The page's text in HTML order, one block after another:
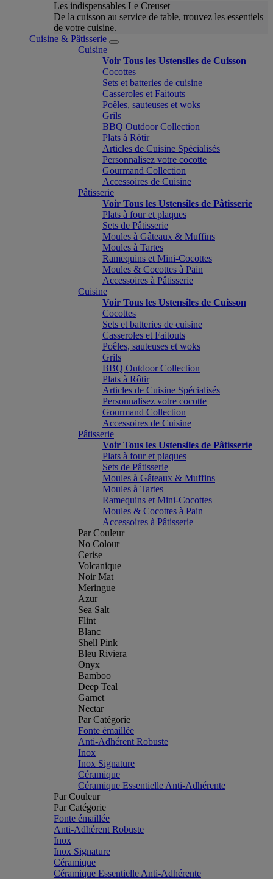
Les indispensables Le Creuset
De la cuisson au service de table, trouvez les essentiels
de votre cuisine.
Cuisine & Pâtisserie
Cuisine
Voir Tous les Ustensiles de Cuisson
Cocottes
Sets et batteries de cuisine
Casseroles et Faitouts
Poêles, sauteuses et woks
Grils
BBQ Outdoor Collection
Plats à Rôtir
Articles de Cuisine Spécialisés
Personnalisez votre cocotte
Gourmand Collection
Accessoires de Cuisine
Pâtisserie
Voir Tous les Ustensiles de Pâtisserie
Plats à four et plaques
Sets de Pâtisserie
Moules à Gâteaux & Muffins
Moules à Tartes
Ramequins et Mini-Cocottes
Moules & Cocottes à Pain
Accessoires à Pâtisserie
Cuisine
Voir Tous les Ustensiles de Cuisson
Cocottes
Sets et batteries de cuisine
Casseroles et Faitouts
Poêles, sauteuses et woks
Grils
BBQ Outdoor Collection
Plats à Rôtir
Articles de Cuisine Spécialisés
Personnalisez votre cocotte
Gourmand Collection
Accessoires de Cuisine
Pâtisserie
Voir Tous les Ustensiles de Pâtisserie
Plats à four et plaques
Sets de Pâtisserie
Moules à Gâteaux & Muffins
Moules à Tartes
Ramequins et Mini-Cocottes
Moules & Cocottes à Pain
Accessoires à Pâtisserie
Par Couleur
No Colour
Cerise
Volcanique
Noir Mat
Meringue
Azur
Sea Salt
Flint
Blanc
Shell Pink
Bleu Riviera
Onyx
Bamboo
Deep Teal
Garnet
Nectar
Par Catégorie
Fonte émaillée
Anti-Adhérent Robuste
Inox
Inox Signature
Céramique
Céramique Essentielle Anti-Adhérente
Par Couleur
Par Catégorie
Fonte émaillée
Anti-Adhérent Robuste
Inox
Inox Signature
Céramique
Céramique Essentielle Anti-Adhérente